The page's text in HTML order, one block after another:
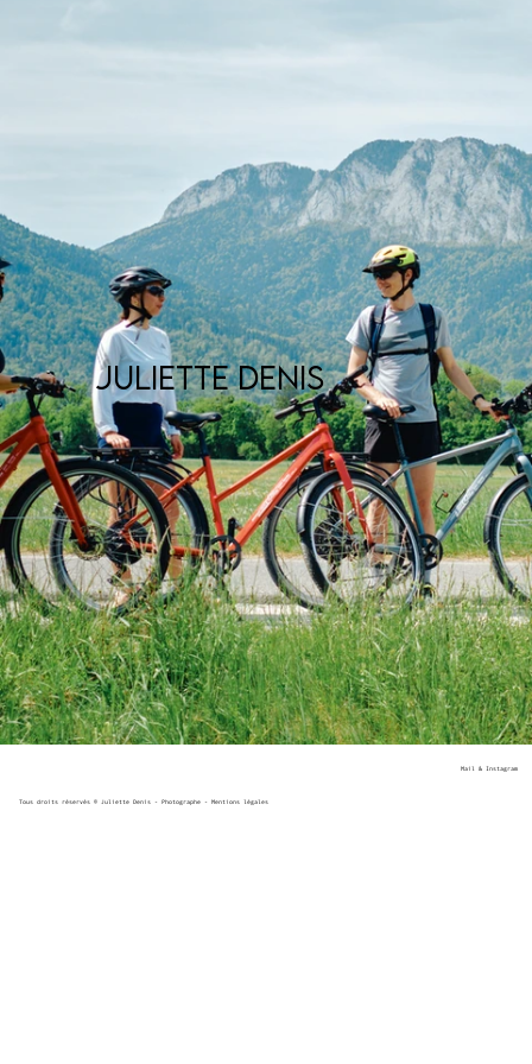
JULIETTE DENIS
Tous droits réservés © Juliette Denis - Photographe -Mentions légales
Mail & Instagram